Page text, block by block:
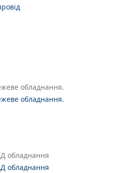
обладнання.
обладнання.
обладнання
обладнання